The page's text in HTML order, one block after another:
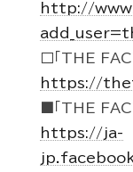
http://
□「THE
https://
■「THE
https://ja-